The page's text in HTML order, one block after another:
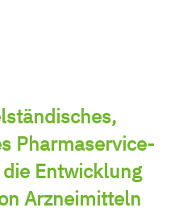
Pharma­service-
Ent­wicklung
Arznei­mitteln